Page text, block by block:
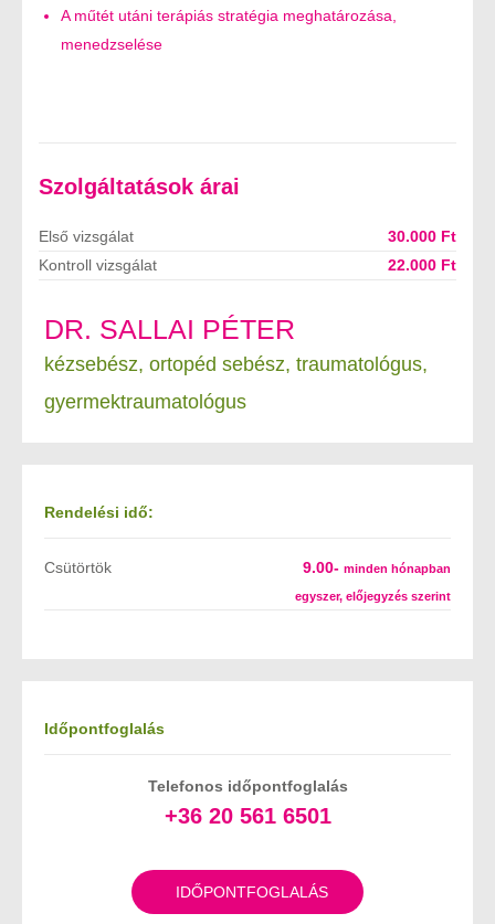
A műtét utáni terápiás stratégia meghatározása,
menedzselése
Szolgáltatások árai
Első vizsgálat
30.000 Ft
Kontroll vizsgálat
22.000 Ft
DR. SALLAI PÉTER
kézsebész, ortopéd sebész, traumatológus,
gyermektraumatológus
Rendelési idő:
Csütörtök 9.00- minden hónapban
egyszer, előjegyzés szerint
Időpontfoglalás
Telefonos időpontfoglalás
+36 20 561 6501
IDŐPONTFOGLALÁS